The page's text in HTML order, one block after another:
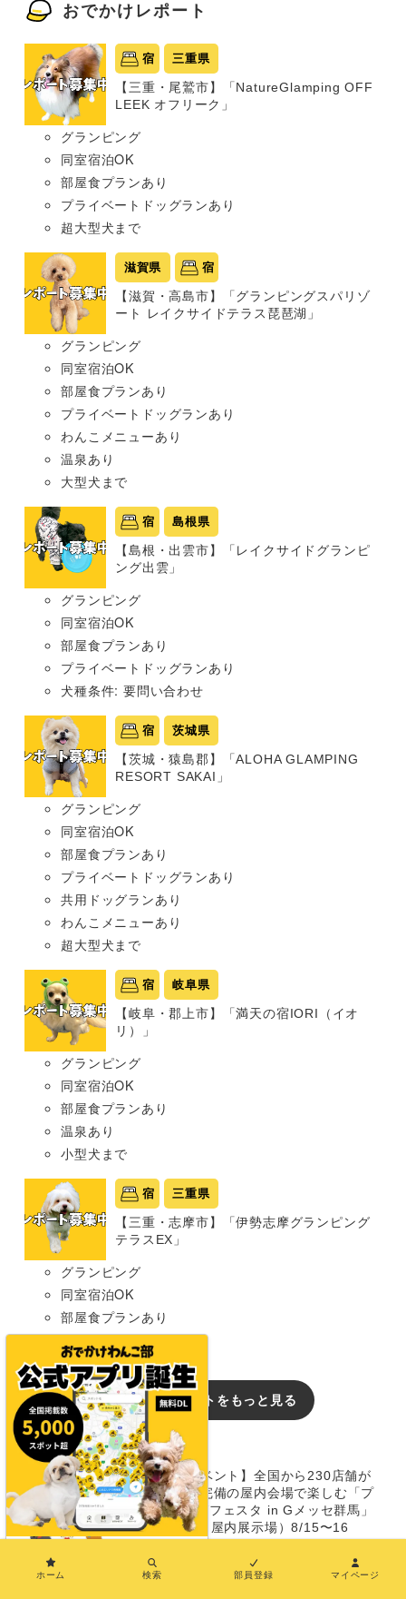
おでかけレポート
宿 三重県
【三重・尾鷲市】「NatureGlamping OFF
LEEK オフリーク」
グランピング
同室宿泊OK
部屋食プランあり
プライベートドッグランあり
超大型犬まで
滋賀県 宿
【滋賀・高島市】「グランピングスパリゾ
ート レイクサイドテラス琵琶湖」
グランピング
同室宿泊OK
部屋食プランあり
プライベートドッグランあり
わんこメニューあり
温泉あり
大型犬まで
宿 島根県
【島根・出雲市】「レイクサイドグランピ
ング出雲」
グランピング
同室宿泊OK
部屋食プランあり
プライベートドッグランあり
犬種条件: 要問い合わせ
宿 茨城県
【茨城・猿島郡】「ALOHA GLAMPING
RESORT SAKAI」
グランピング
同室宿泊OK
部屋食プランあり
プライベートドッグランあり
共用ドッグランあり
わんこメニューあり
超大型犬まで
宿 岐阜県
【岐阜・郡上市】「満天の宿IORI（イオ
リ）」
グランピング
同室宿泊OK
部屋食プランあり
温泉あり
小型犬まで
宿 三重県
【三重・志摩市】「伊勢志摩グランピング
テラスEX」
グランピング
同室宿泊OK
部屋食プランあり
犬種条件: 要問い合わせ
おでかけレポートをもっと見る
イベント
【群馬/犬のイベント】全国から230店舗が
大集結！ 冷房完備の屋内会場で楽しむ「プ
レミアムドッグフェスタ in Gメッセ群馬」
（Gメッセ群馬 屋内展示場）8/15〜16
【兵庫/犬のイベント】愛犬ときらめく夏の
ホーム 検索 部員登録 マイページ